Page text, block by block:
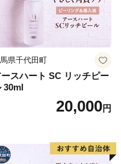
県千代田町
ースハート SC リッチピー
30ml
20,000円